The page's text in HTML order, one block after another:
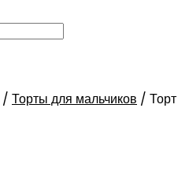
/ Торты для мальчиков / Торт